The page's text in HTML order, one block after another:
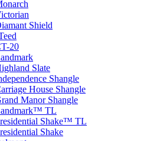
Shield
20
Slate
Shangle
House Shangle
Manor Shangle
TL
Shake™ TL
Shake